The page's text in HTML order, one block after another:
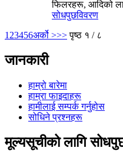
फिलरहरू, आदिको
सोधपुछविवरण
1 23456अर्को >>> पृष्ठ १ / ८
जानकारी
हाम्रो बारेमा
हाम्रा फाइदाहरू
हामीलाई सम्पर्क गर्नुहोस
सोधिने प्रश्नहरू
मूल्यसूचीको लागि